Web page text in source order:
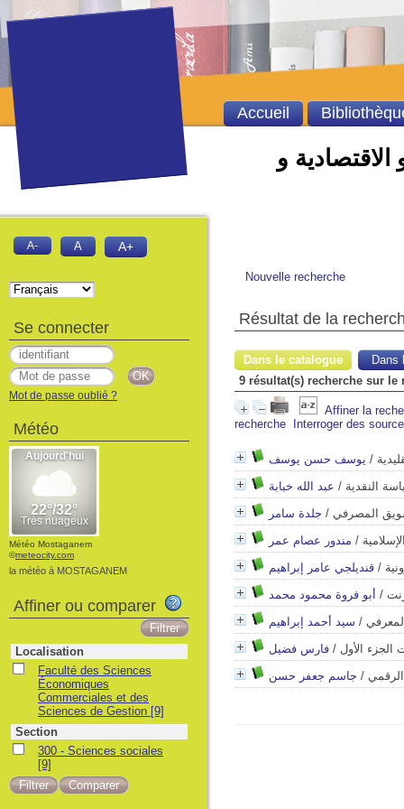
الاقتصادية و
Nouvelle recherche
Résultat de la
Dans le catalogue Dans
Affiner la
recherche
Interroger des
/ يوسف حسن يوسف
النقدية / عبد الله خبابة
المصرفي / جلدة سامر
/ مندور عصام عمر
/ قنديلجي عامر إبراهيم
/ أبو فروة محمود محمد
/ سيد أحمد إبراهيم
الجزء الأول / فارس فضيل
/ جاسم جعفر حسن
Accueil
A- A A+
Se connecter
Mot de passe oublié ?
Météo
Météo Mostaganem
©meteocity.com
la météo à MOSTAGANEM
Affiner ou comparer
Localisation
Faculté des Sciences
Économiques
Commerciales et des
Sciences de Gestion [9]
Section
300 - Sciences sociales
[9]